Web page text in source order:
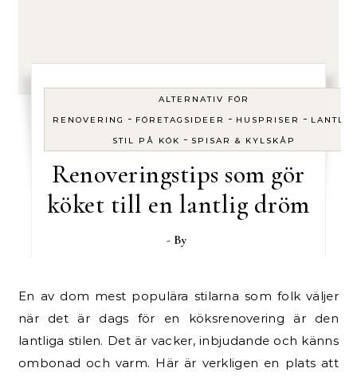
ALTERNATIV FÖR
RENOVERING
- FÖRETAGSIDEER - HUSPRISER - LANTLIG
STIL PÅ KÖK - SPISAR & KYLSKÅP
Renoveringstips som gör
köket till en lantlig dröm
- By
En av dom mest populära stilarna som folk väljer
när det är dags för en köksrenovering är den
lantliga stilen. Det är vacker, inbjudande och känns
ombonad och varm. Här är verkligen en plats att